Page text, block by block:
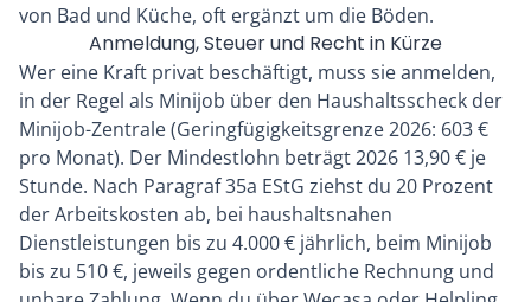
von Bad und Küche, oft ergänzt um die Böden.
Anmeldung, Steuer und Recht in Kürze
Wer eine Kraft privat beschäftigt, muss sie anmelden,
in der Regel als Minijob über den Haushaltsscheck der
Minijob-Zentrale (Geringfügigkeitsgrenze 2026: 603 €
pro Monat). Der Mindestlohn beträgt 2026 13,90 € je
Stunde. Nach Paragraf 35a EStG ziehst du 20 Prozent
der Arbeitskosten ab, bei haushaltsnahen
Dienstleistungen bis zu 4.000 € jährlich, beim Minijob
bis zu 510 €, jeweils gegen ordentliche Rechnung und